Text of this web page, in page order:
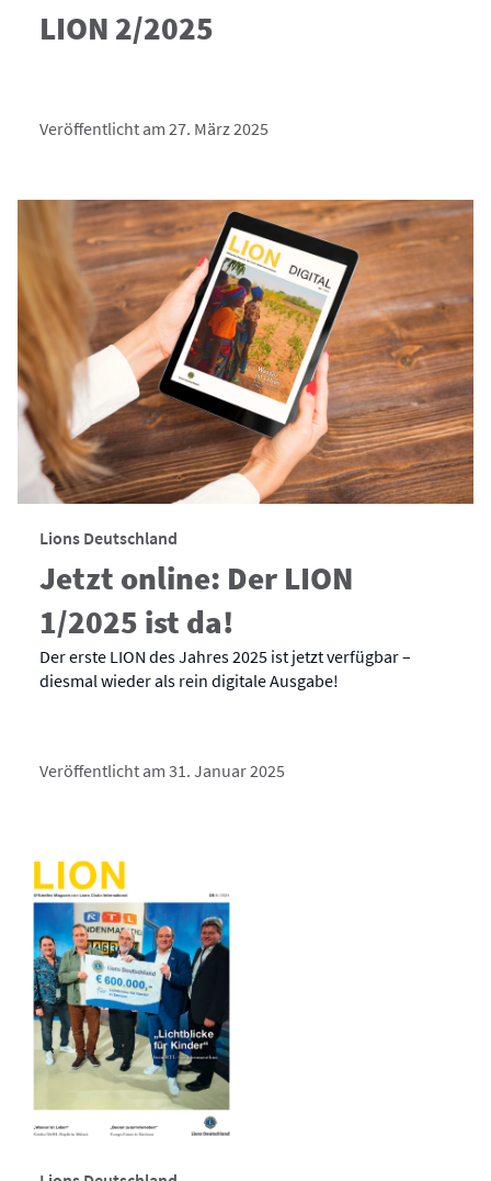
LION 2/2025
Veröffentlicht am 27. März 2025
Lions Deutschland
Jetzt online: Der LION
1/2025 ist da!
Der erste LION des Jahres 2025 ist jetzt verfügbar –
diesmal wieder als rein digitale Ausgabe!
Veröffentlicht am 31. Januar 2025